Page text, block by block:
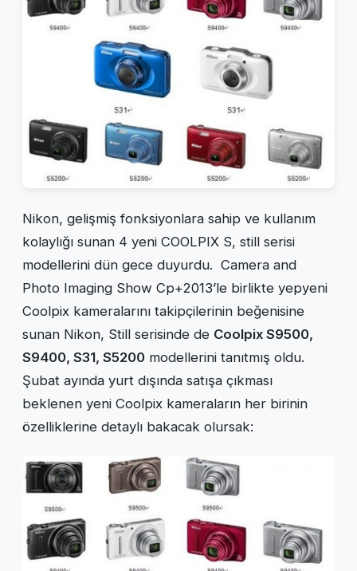
Nikon, gelişmiş fonksiyonlara sahip ve kullanım
kolaylığı sunan 4 yeni COOLPIX S, still serisi
modellerini dün gece duyurdu. Camera and
Photo Imaging Show Cp+2013’le birlikte yepyeni
Coolpix kameralarını takipçilerinin beğenisine
sunan Nikon, Still serisinde de Coolpix S9500,
S9400, S31, S5200 modellerini tanıtmış oldu.
Şubat ayında yurt dışında satışa çıkması
beklenen yeni Coolpix kameraların her birinin
özelliklerine detaylı bakacak olursak: